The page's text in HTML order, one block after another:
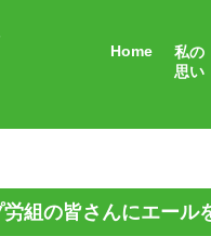
Home
私の
思い
組の皆さんにエール